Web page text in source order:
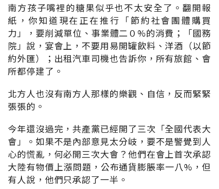
南方孩子嘴裡的糖果似乎也不太安全了。翻開報
紙，你知道現在正在推行「節約社會團體購買
力」，要削減單位、事業體二０%的消費；「國務
院」說，宴會上，不要用易開罐飲料、洋酒（以節
約外匯）；出租汽車司機也告訴你，所有旅館、會
所都停建了。
北方人也沒有南方人那樣的樂觀、自信，反而緊緊
張張的。
今年還沒過完，共產黨已經開了三次「全國代表大
會」。如果不是內部意見太分岐，要不是警覺到人
心的慌亂，何必開三次大會？他們在會上首次承認
大陸有物價上漲問題，公布通貨膨脹率一八%，但
有人說，他們只承認了一半。